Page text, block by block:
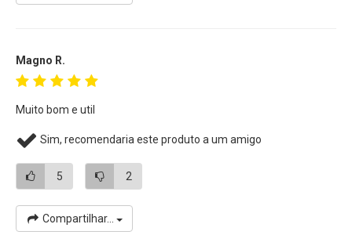
Magno R.
Muito bom e util
Sim, recomendaria este produto a um amigo
5 2
Compartilhar...